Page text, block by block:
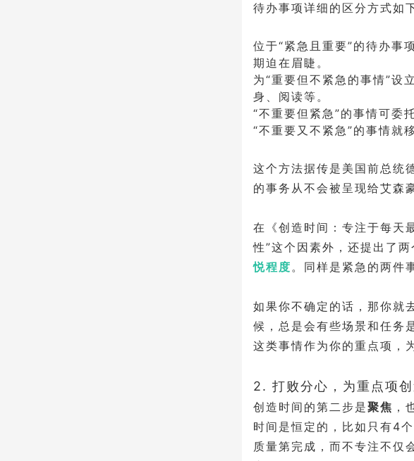
待办事项详细的区分方式如
位于“紧急且重要”的待办事
期迫在眉睫。
为“重要但不紧急的事情”设
身、阅读等。
“不重要但紧急”的事情可委
“不重要又不紧急”的事情就
这个方法据传是美国前总统
的事务从不会被呈现给艾森
在《创造时间：专注于每天
性”这个因素外，还提出了
悦程度。同样是紧急的两件
如果你不确定的话，那你就
候，总是会有些场景和任务
这类事情作为你的重点项，
2. 打败分心，为重点项
创造时间的第二步是聚焦 ，
时间是恒定的，比如只有4
质量第完成，而不专注不仅